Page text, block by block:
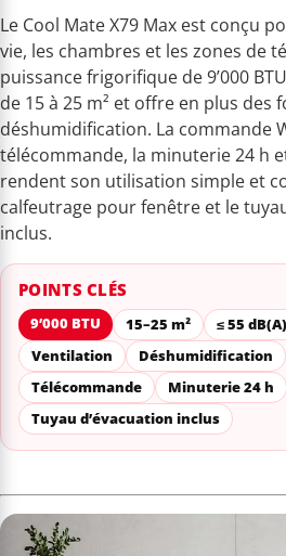
Le Cool Mate X79 Max est conçu
vie, les chambres et les zones de
puissance frigorifique de 9’000
de 15 à 25 m² et offre en plus
déshumidification. La commande
télécommande, la minuterie 24 h
rendent son utilisation simple et
calfeutrage pour fenêtre et le
inclus.
POINTS CLÉS
9’000 BTU 15–25 m² ≤ 55 dB(A)
Ventilation
Déshumidification
Télécommande
Minuterie 24 h
Tuyau d’évacuation inclus